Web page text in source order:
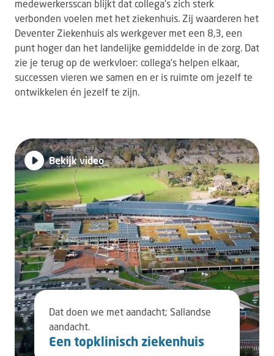
medewerkersscan blijkt dat collega’s zich sterk
verbonden voelen met het ziekenhuis. Zij waarderen het
Deventer Ziekenhuis als werkgever met een 8,3, een
punt hoger dan het landelijke gemiddelde in de zorg. Dat
zie je terug op de werkvloer: collega’s helpen elkaar,
successen vieren we samen en er is ruimte om jezelf te
ontwikkelen én jezelf te zijn.
Bekijk video
Dat doen we met aandacht; Sallandse
aandacht.
Een topklinisch ziekenhuis